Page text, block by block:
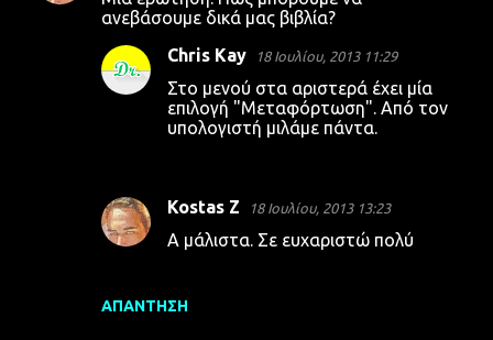
ανεβάσουμε δικά μας βιβλία?
ΑΠΆΝΤΗΣΗ
Chris Kay 18 Ιουλίου, 2013 11:29
Στο μενού στα αριστερά έχει μία
επιλογή "Μεταφόρτωση". Από τον
υπολογιστή μιλάμε πάντα.
Kostas Z 18 Ιουλίου, 2013 13:23
Α μάλιστα. Σε ευχαριστώ πολύ